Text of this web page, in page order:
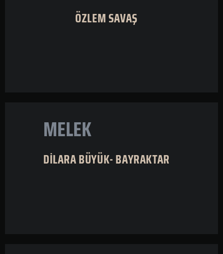
ÖZLEM SAVAŞ
MELEK
DİLARA BÜYÜK- BAYRAKTAR